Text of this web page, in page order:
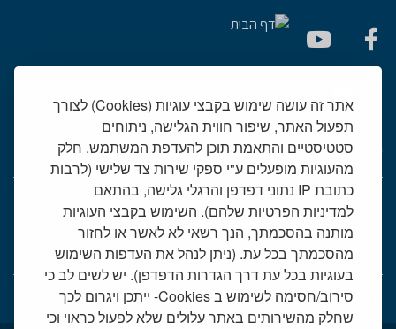
אתר זה עושה שימוש בקבצי עוגיות (Cookies) לצורך
תפעול האתר, שיפור חווית הגלישה, ניתוחים
סטטיסטיים והתאמת תוכן להעדפת המשתמש. חלק
מהעוגיות מופעלים ע"י ספקי שירות צד שלישי (לרבות
כתובת IP נתוני דפדפן והרגלי גלישה, בהתאם
למדיניות הפרטיות שלהם). השימוש בקבצי העוגיות
מותנה בהסכמתך, הנך רשאי לא לאשר או לחזור
מהסכמתך בכל עת. (ניתן לנהל את העדפות השימוש
בעוגיות בכל עת דרך הגדרות הדפדפן). יש לשים לב כי
סירוב/חסימה לשימוש ב Cookies- ייתכן ויגרום לכך
שחלק מהשירותים באתר עלולים שלא לפעול כראוי וכי
יחידות רפואיות
אודות המרכז הרפואי שמיר
שמיר אישי - פורטל מטופלים
טלמדיסין - שירות וידאו למרפאות חוץ